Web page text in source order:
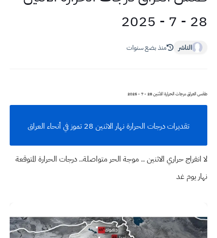
28 - 7 - 2025
الناشر منذ بضع سنوات
طقس العراق درجات الحرارة الاثنين 28 - 7 - 2025
تقديرات درجات الحرارة نهار الاثنين 28 تموز في أنحاء العراق
لا انفراج حراري الاثنين .. موجة الحر متواصلة.. درجات الحرارة المتوقعة
نهار يوم غد